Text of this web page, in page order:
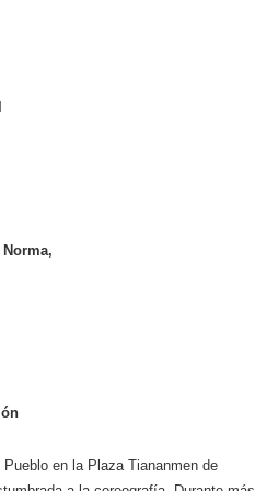
,
en la Plaza Tiananmen de